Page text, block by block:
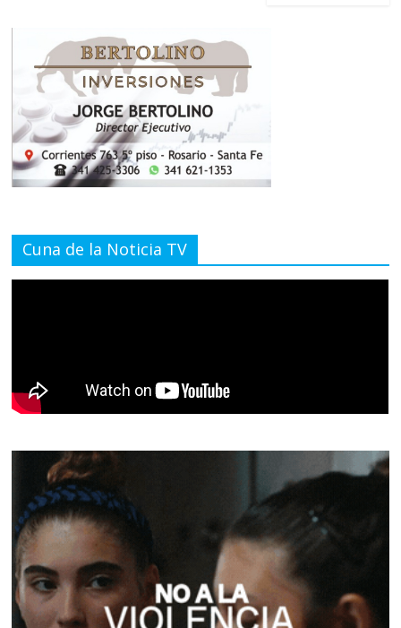
Cuna de la Noticia TV